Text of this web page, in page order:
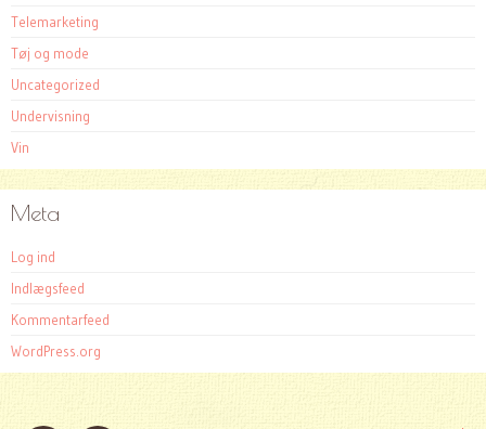
Telemarketing
Tøj og mode
Uncategorized
Undervisning
Vin
Meta
Log ind
Indlægsfeed
Kommentarfeed
WordPress.org